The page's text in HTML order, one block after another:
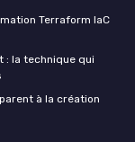
Terraform IaC
: la technique qui
à la création